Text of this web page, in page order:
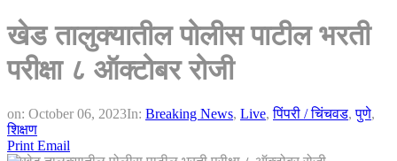
खेड तालुक्यातील पोलीस पाटील भरती
परीक्षा ८ ऑक्टोबर रोजी
on: October 06, 2023In: Breaking News, Live,पिंपरी / चिंचवड,पुणे,
शिक्षण
Print Email